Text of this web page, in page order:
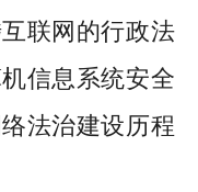
联网的行政法
信息系统安全
法治建设历程